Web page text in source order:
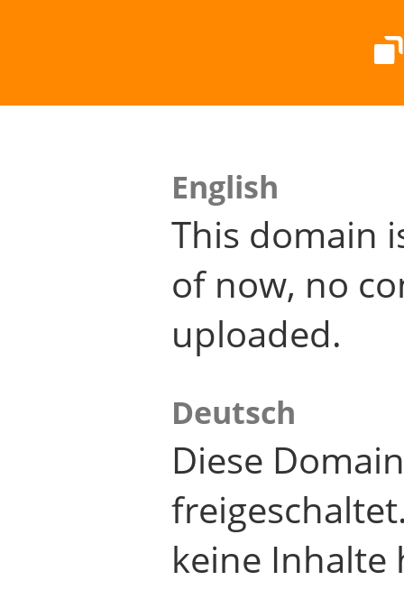
English
This domain
of now, no
uploaded.
Deutsch
Diese
keine Inhalte